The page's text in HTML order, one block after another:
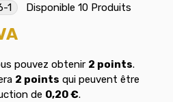
1 Disponible 10 Produits
pouvez obtenir 2 points.
2 points qui peuvent être
de 0,20 €.